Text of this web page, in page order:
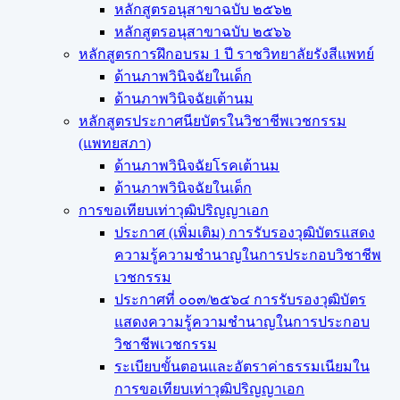
หลักสูตรอนุสาขาฉบับ ๒๕๖๒
หลักสูตรอนุสาขาฉบับ ๒๕๖๖
หลักสูตรการฝึกอบรม 1 ปี ราชวิทยาลัยรังสีแพทย์
ด้านภาพวินิจฉัยในเด็ก
ด้านภาพวินิจฉัยเต้านม
หลักสูตรประกาศนียบัตรในวิชาชีพเวชกรรม
(แพทยสภา)
ด้านภาพวินิจฉัยโรคเต้านม
ด้านภาพวินิจฉัยในเด็ก
การขอเทียบเท่า​วุฒิปริญญา​เอก
ประกาศ (เพิ่มเติม) การรับรองวุฒิบัตรแสดง
ความรู้ความชำนาญในการประกอบวิชาชีพ
เวชกรรม
ประกาศที่ ๐๐๓/๒๕๖๔ การรับรองวุฒิบัตร
แสดงความรู้ความชำนาญในการประกอบ
วิชาชีพเวชกรรม
ระเบียบขั้นตอนและอัตราค่าธรรมเนียมใน
การขอเทียบเท่าวุฒิปริญญาเอก